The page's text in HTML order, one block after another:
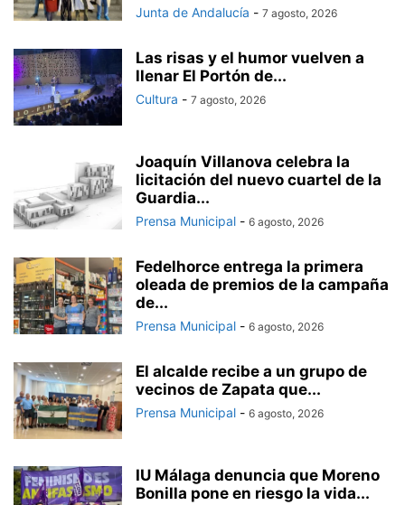
Junta de Andalucía - 7 agosto, 2026
Las risas y el humor vuelven a
llenar El Portón de...
Cultura - 7 agosto, 2026
Joaquín Villanova celebra la
licitación del nuevo cuartel de la
Guardia...
Prensa Municipal - 6 agosto, 2026
Fedelhorce entrega la primera
oleada de premios de la campaña
de...
Prensa Municipal - 6 agosto, 2026
El alcalde recibe a un grupo de
vecinos de Zapata que...
Prensa Municipal - 6 agosto, 2026
IU Málaga denuncia que Moreno
Bonilla pone en riesgo la vida...